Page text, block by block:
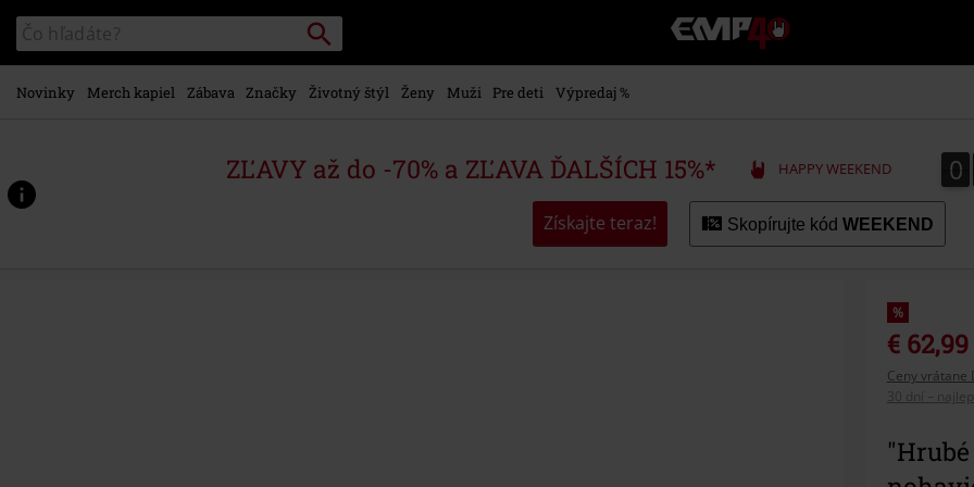
na
hlavný
obsah
Katalóg
vyhľadávania
Vyhľadávanie
EMP
-
Hudba,
Merch
hráčov,
Alternatívna
Novinky Merch kapiel Zábava Značky Životný štýl Ženy Muži Pre deti Výpredaj %
ZĽAVY až do -70% a ZĽAVA ĎALŠÍCH 15%* HAPPY WEEKEND 0
0
Získajte teraz! Skopírujte kód WEEKEND
%
€ 62,99
Ceny vrátane
30 dní –